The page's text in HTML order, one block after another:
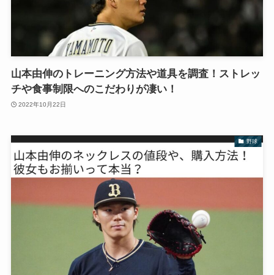
山本由伸のトレーニング方法や道具を調査！ストレッ
チや食事制限へのこだわりが凄い！
2022年10月22日
野球